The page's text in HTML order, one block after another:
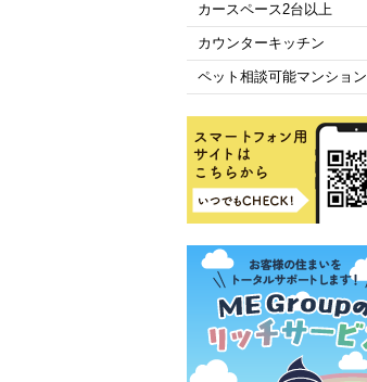
カースペース2台以上
カウンターキッチン
ペット相談可能マンション